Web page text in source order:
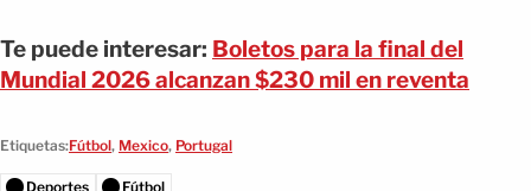
Te puede interesar: Boletos para la final del
Mundial 2026 alcanzan $230 mil en reventa
Etiquetas:Fútbol, Mexico, Portugal
Deportes Fútbol